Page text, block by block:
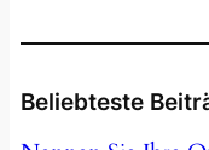
Beliebteste